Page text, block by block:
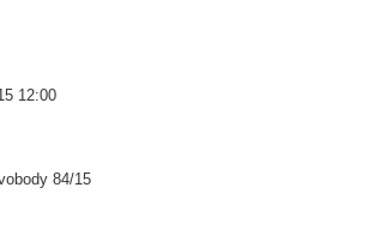
12:00
84/15